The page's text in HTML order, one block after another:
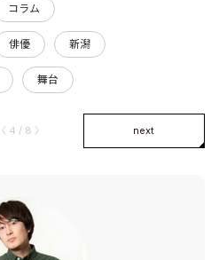
コラム
俳優 新潟
舞台
〈 4 / 8 〉 next